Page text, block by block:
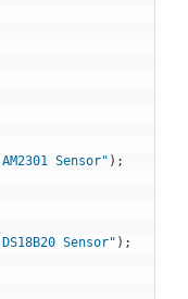
Sensor" ) ;
Sensor" ) ;